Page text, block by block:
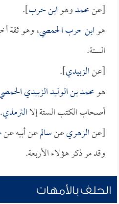
[عنمحمدوهوابن حرب].
هوابن حرب الحمصي، وهو ثقة
الستة.
[عنالزبيدي].
هومحمد بن الوليد الزبيدي
أصحاب الكتب الستة إلاالترمذي.
[عنالزهريعنسالمعن أبيه عن
وقد مر ذكر هؤلاء الأربعة.
الحلف بالأمهات